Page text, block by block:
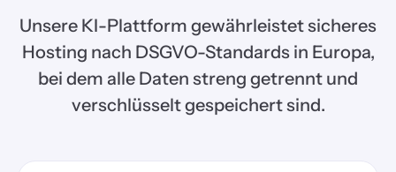
Unsere KI-Plattform gewährleistet sicheres
Hosting nach DSGVO-Standards in Europa,
bei dem alle Daten streng getrennt und
verschlüsselt gespeichert sind.